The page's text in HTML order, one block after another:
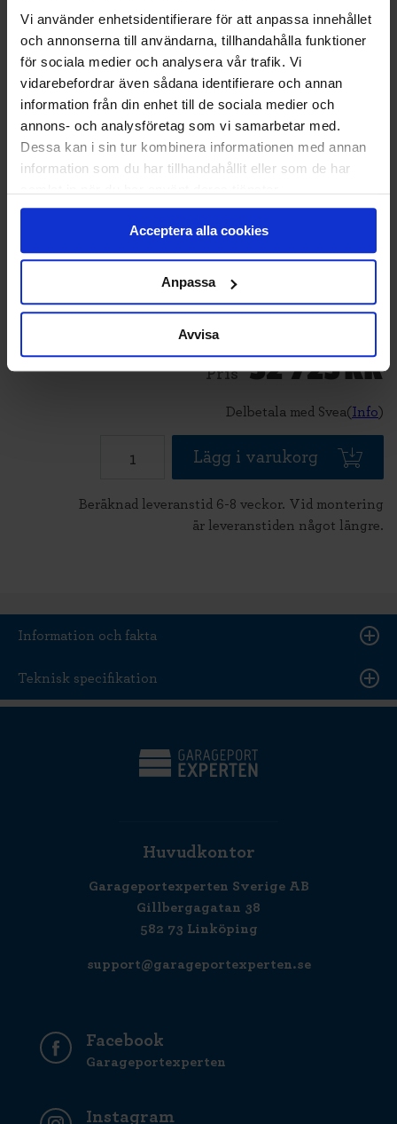
Vi använder enhetsidentifierare för att anpassa innehållet
och annonserna till användarna, tillhandahålla funktioner
för sociala medier och analysera vår trafik. Vi
vidarebefordrar även sådana identifierare och annan
information från din enhet till de sociala medier och
annons- och analysföretag som vi samarbetar med.
Dessa kan i sin tur kombinera informationen med annan
information som du har tillhandahållit eller som de har
Acceptera alla cookies
Anpassa
Avvisa
Färg - Träfärg - Dark Oak
STANDARDMONTAGE
Vi monterar och CE-märker din nya port.
standardmontage.
Pris 32 725KR
Delbetala med Svea(Info)
Lägg i varukorg
Beräknad leveranstid 6-8 veckor. Vid montering
är leveranstiden något längre.
Information och fakta
Teknisk specifikation
Huvudkontor
Garageportexperten Sverige AB
Gillbergagatan 38
582 73 Linköping
support@garageportexperten.se
Facebook
Garageportexperten
Instagram